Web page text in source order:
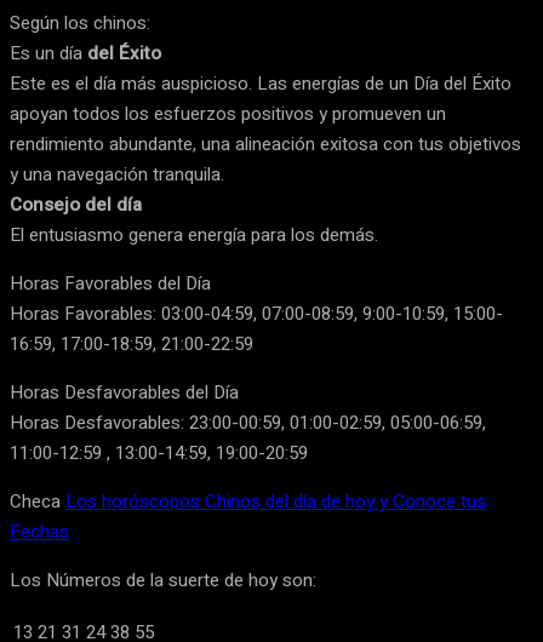
Según los chinos:
Es un día del Éxito
Este es el día más auspicioso. Las energías de un Día del Éxito
apoyan todos los esfuerzos positivos y promueven un
rendimiento abundante, una alineación exitosa con tus objetivos
y una navegación tranquila.
Consejo del día
El entusiasmo genera energía para los demás.
Horas Favorables del Día
Horas Favorables: 03:00-04:59, 07:00-08:59, 9:00-10:59, 15:00-
16:59, 17:00-18:59, 21:00-22:59
Horas Desfavorables del Día
Horas Desfavorables: 23:00-00:59, 01:00-02:59, 05:00-06:59,
11:00-12:59 , 13:00-14:59, 19:00-20:59
Checa Los horóscopos Chinos del día de hoy y Conoce tus
Fechas
Los Números de la suerte de hoy son:
13 21 31 2438 55